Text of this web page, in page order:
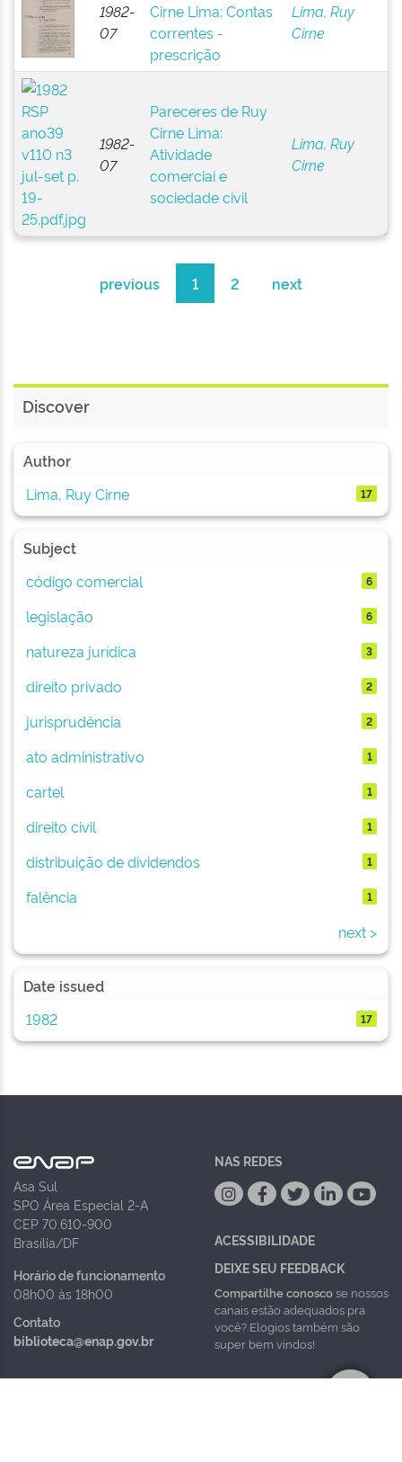
1982-
07
Cirne Lima: Contas
correntes -
prescrição
Lima, Ruy
Cirne
1982-
07
Pareceres de Ruy
Cirne Lima:
Atividade
comerciai e
sociedade civil
Lima, Ruy
Cirne
previous 1 2 next
Discover
Author
Lima, Ruy Cirne
17
Subject
código comercial
6
legislação 6
natureza jurídica 3
direito privado 2
jurisprudência 2
ato administrativo 1
cartel 1
direito civil 1
distribuição de dividendos 1
falência 1
next >
Date issued
1982
17
Asa Sul
SPO Área Especial 2-A
CEP 70.610-900
Brasília/DF
Horário de funcionamento
08h00 às 18h00
Contato
biblioteca@enap.gov.br
NAS REDES
ACESSIBILIDADE
DEIXE SEU FEEDBACK
Compartilhe conoscose nossos
canais estão adequados pra
você? Elogios também são
super bem vindos!